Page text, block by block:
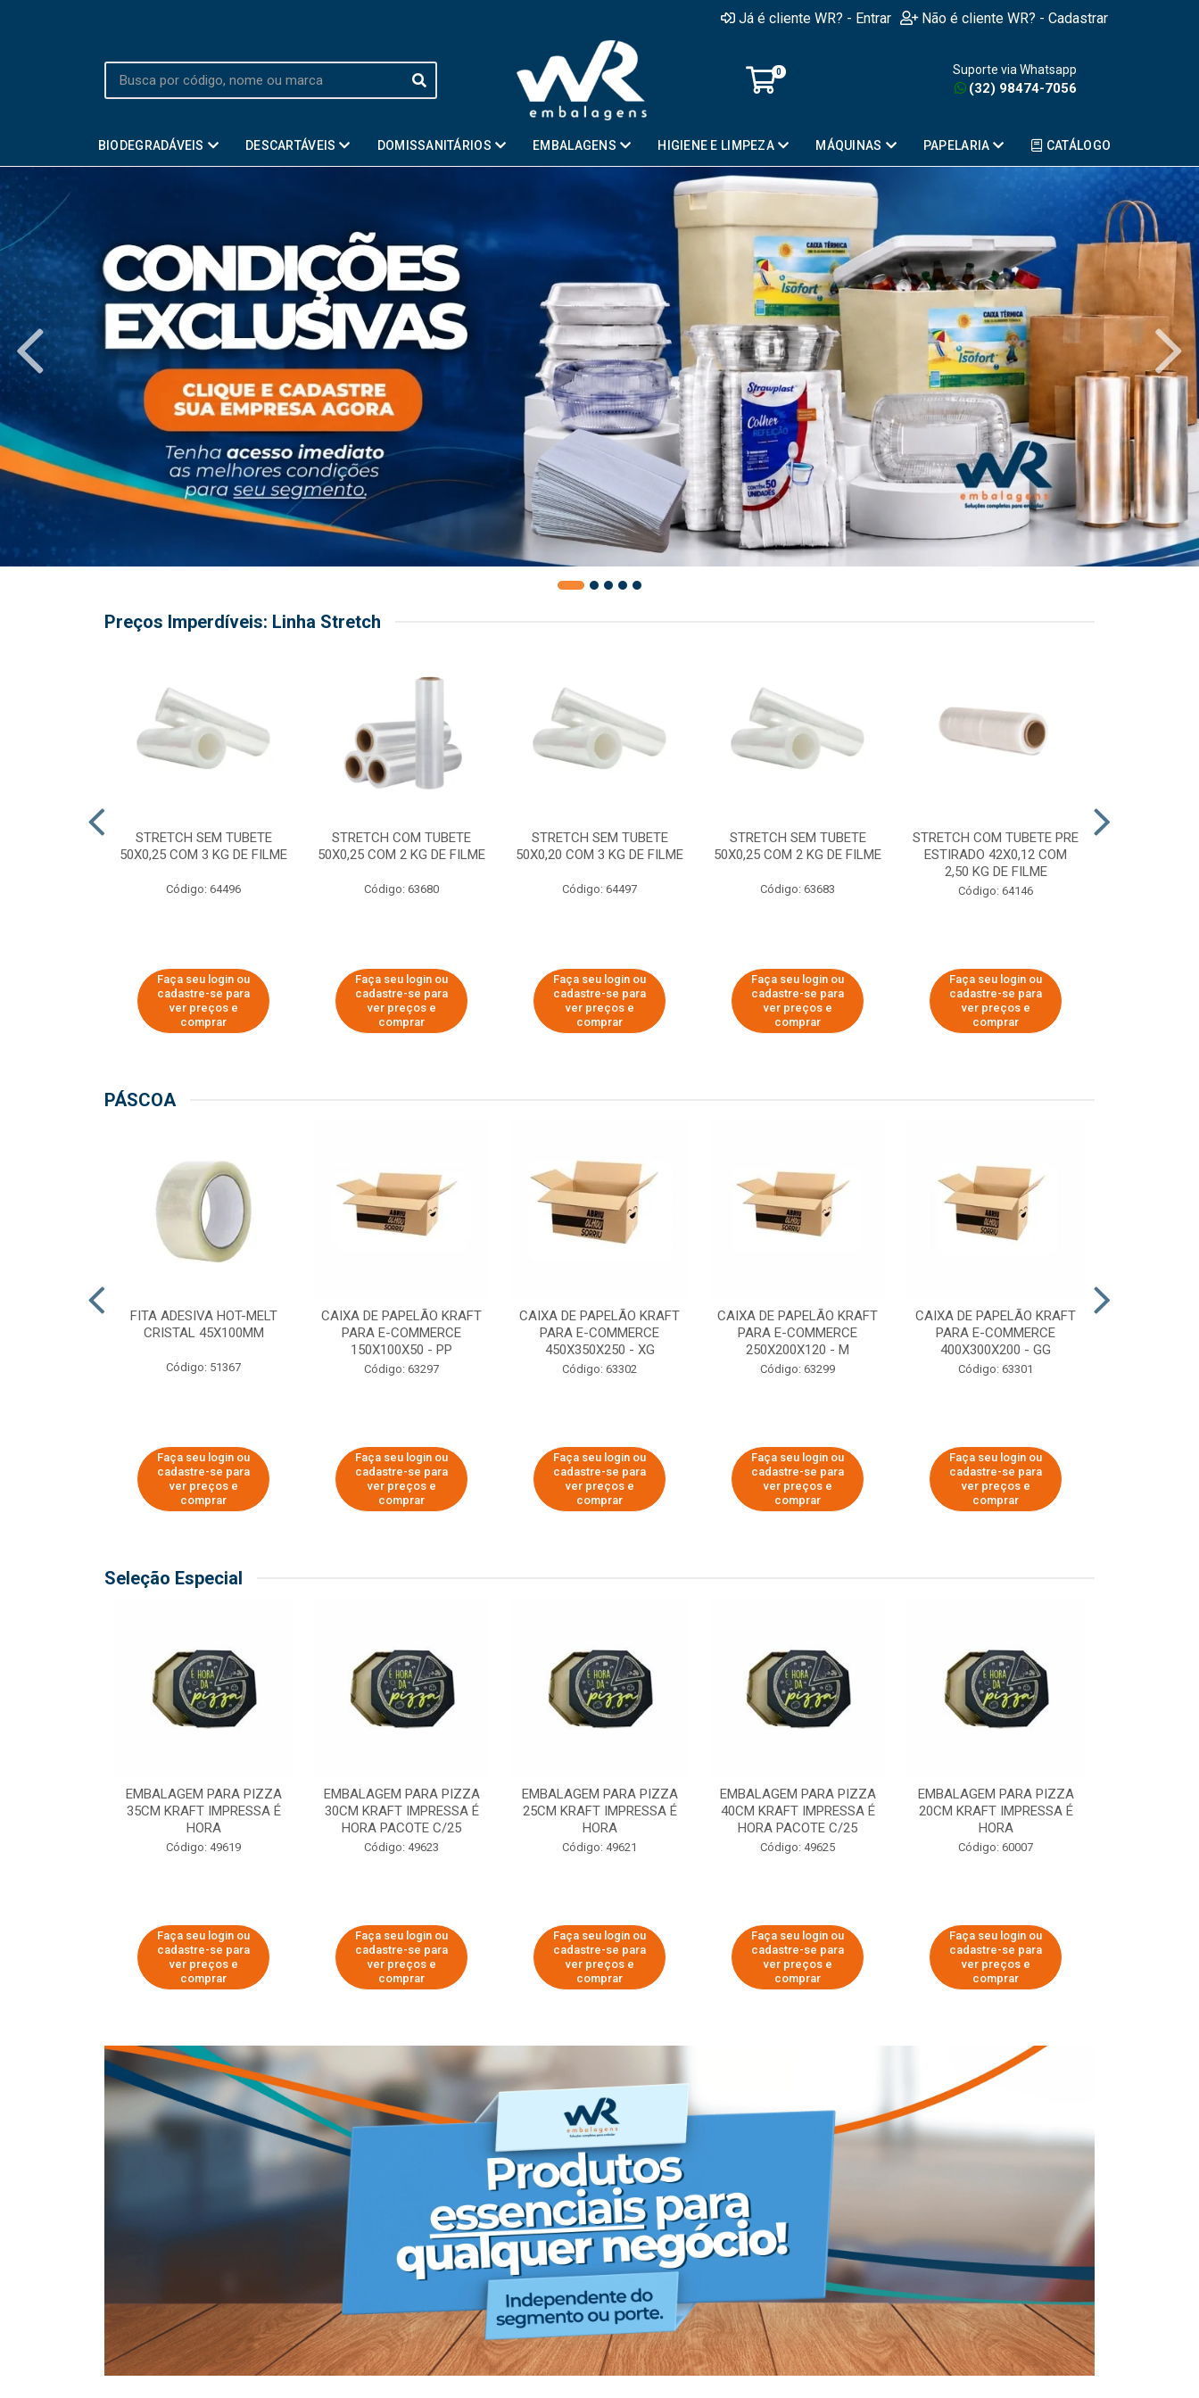
Já é cliente WR? - Entrar Não é cliente WR? - Cadastrar
0 Suporte via Whatsapp
(32) 98474-7056
BIODEGRADÁVEIS DESCARTÁVEIS DOMISSANITÁRIOS EMBALAGENS HIGIENE E LIMPEZA MÁQUINAS PAPELARIA CATÁLOGO
Preços Imperdíveis: Linha Stretch
STRETCH SEM TUBETE
50X0,25 COM 3 KG DE FILME
Código: 64496
Faça seu login ou
cadastre-se para
ver preços e
comprar
STRETCH COM TUBETE
50X0,25 COM 2 KG DE FILME
Código: 63680
Faça seu login ou
cadastre-se para
ver preços e
comprar
STRETCH SEM TUBETE
50X0,20 COM 3 KG DE FILME
Código: 64497
Faça seu login ou
cadastre-se para
ver preços e
comprar
STRETCH SEM TUBETE
50X0,25 COM 2 KG DE FILME
Código: 63683
Faça seu login ou
cadastre-se para
ver preços e
comprar
STRETCH COM TUBETE PRE
ESTIRADO 42X0,12 COM
2,50 KG DE FILME
Código: 64146
Faça seu login ou
cadastre-se para
ver preços e
comprar
PÁSCOA
FITA ADESIVA HOT-MELT
CRISTAL 45X100MM
Código: 51367
Faça seu login ou
cadastre-se para
ver preços e
comprar
CAIXA DE PAPELÃO KRAFT
PARA E-COMMERCE
150X100X50 - PP
Código: 63297
Faça seu login ou
cadastre-se para
ver preços e
comprar
CAIXA DE PAPELÃO KRAFT
PARA E-COMMERCE
450X350X250 - XG
Código: 63302
Faça seu login ou
cadastre-se para
ver preços e
comprar
CAIXA DE PAPELÃO KRAFT
PARA E-COMMERCE
250X200X120 - M
Código: 63299
Faça seu login ou
cadastre-se para
ver preços e
comprar
CAIXA DE PAPELÃO KRAFT
PARA E-COMMERCE
400X300X200 - GG
Código: 63301
Faça seu login ou
cadastre-se para
ver preços e
comprar
Seleção Especial
EMBALAGEM PARA PIZZA
35CM KRAFT IMPRESSA É
HORA
Código: 49619
Faça seu login ou
cadastre-se para
ver preços e
comprar
EMBALAGEM PARA PIZZA
30CM KRAFT IMPRESSA É
HORA PACOTE C/25
Código: 49623
Faça seu login ou
cadastre-se para
ver preços e
comprar
EMBALAGEM PARA PIZZA
25CM KRAFT IMPRESSA É
HORA
Código: 49621
Faça seu login ou
cadastre-se para
ver preços e
comprar
EMBALAGEM PARA PIZZA
40CM KRAFT IMPRESSA É
HORA PACOTE C/25
Código: 49625
Faça seu login ou
cadastre-se para
ver preços e
comprar
EMBALAGEM PARA PIZZA
20CM KRAFT IMPRESSA É
HORA
Código: 60007
Faça seu login ou
cadastre-se para
ver preços e
comprar